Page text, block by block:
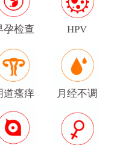
孕检查 HPV
道瘙痒 月经不调